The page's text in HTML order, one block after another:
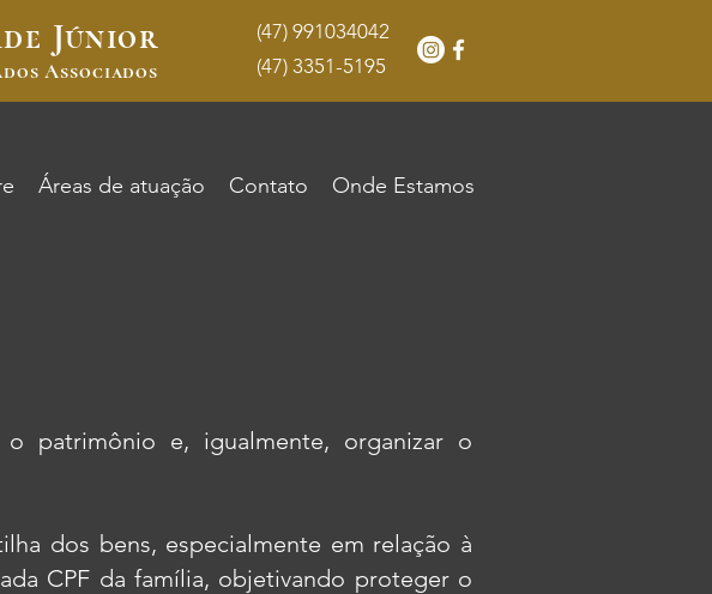
Júnior
Associados
(47) 991034042
(47) 3351-5195
Áreas de atuação Contato Onde Estamos
patrimônio e, igualmente, organizar o
dos bens, especialmente em relação à
CPF da família, objetivando proteger o